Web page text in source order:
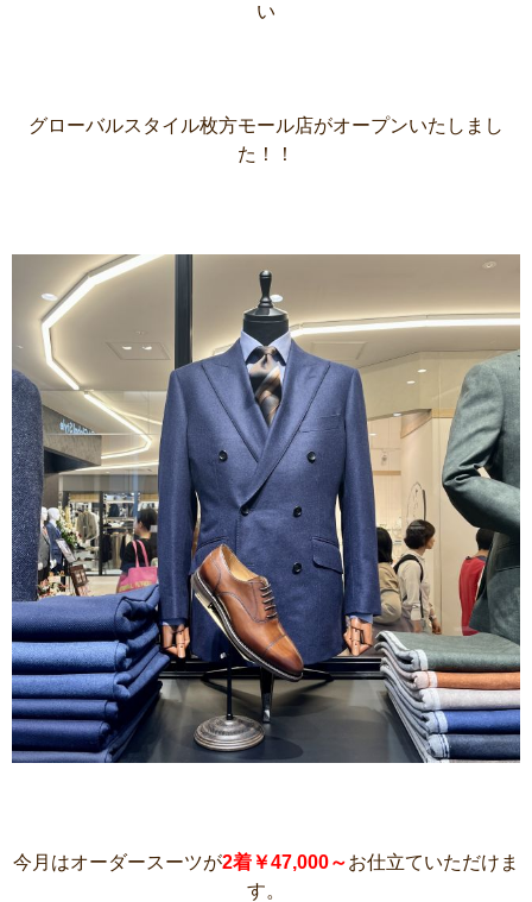
い
グローバルスタイル枚方モール店がオープンいたしまし
た！！
今月はオーダースーツが2着￥47,000～お仕立ていただけま
す。